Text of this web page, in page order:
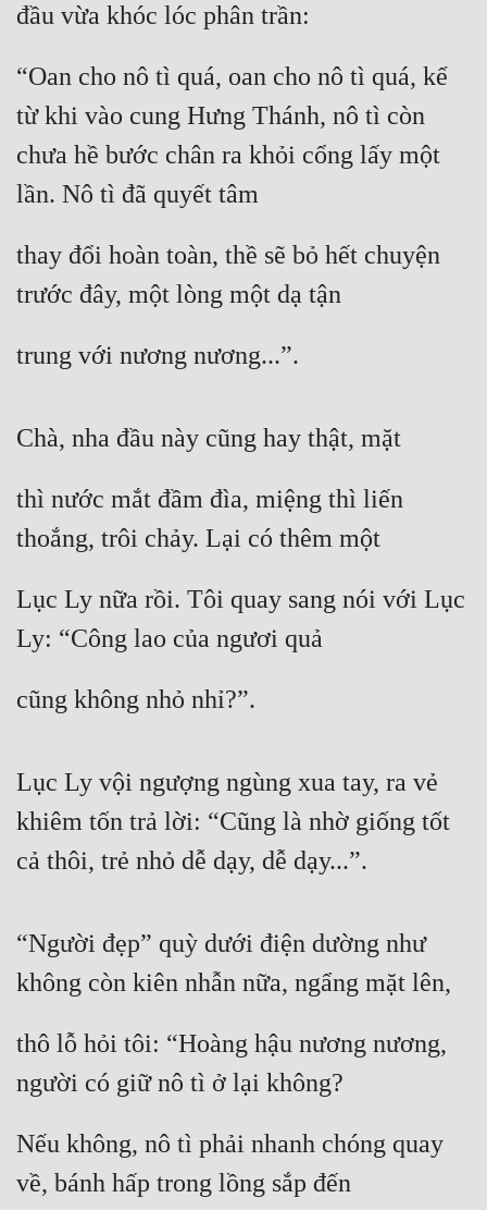
đầu vừa khóc lóc phân trần:
“Oan cho nô tì quá, oan cho nô tì quá, kể
từ khi vào cung Hưng Thánh, nô tì còn
chưa hề bước chân ra khỏi cổng lấy một
lần. Nô tì đã quyết tâm
thay đổi hoàn toàn, thề sẽ bỏ hết chuyện
trước đây, một lòng một dạ tận
trung với nương nương...”.
Chà, nha đầu này cũng hay thật, mặt
thì nước mắt đầm đìa, miệng thì liến
thoắng, trôi chảy. Lại có thêm một
Lục Ly nữa rồi. Tôi quay sang nói với Lục
Ly: “Công lao của ngươi quả
cũng không nhỏ nhỉ?”.
Lục Ly vội ngượng ngùng xua tay, ra vẻ
khiêm tốn trả lời: “Cũng là nhờ giống tốt
cả thôi, trẻ nhỏ dễ dạy, dễ dạy...”.
“Người đẹp” quỳ dưới điện dường như
không còn kiên nhẫn nữa, ngẩng mặt lên,
thô lỗ hỏi tôi: “Hoàng hậu nương nương,
người có giữ nô tì ở lại không?
Nếu không, nô tì phải nhanh chóng quay
về, bánh hấp trong lồng sắp đến